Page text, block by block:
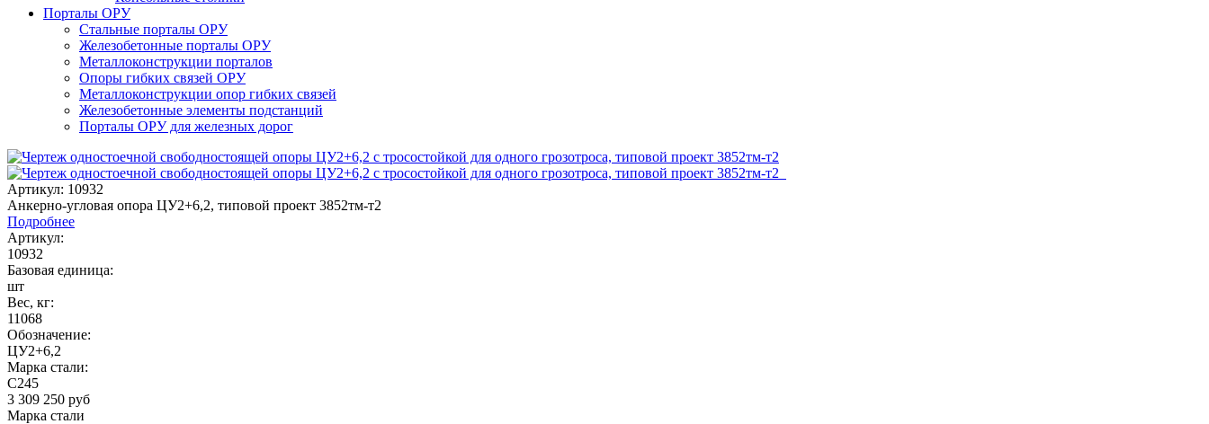
Порталы ОРУ
Стальные порталы ОРУ
Железобетонные порталы ОРУ
Металлоконструкции порталов
Опоры гибких связей ОРУ
Металлоконструкции опор гибких связей
Железобетонные элементы подстанций
Порталы ОРУ для железных дорог
Артикул: 10932
Анкерно-угловая опора ЦУ2+6,2, типовой проект 3852тм-т2
Подробнее
Артикул:
10932
Базовая единица:
шт
Вес, кг:
11068
Обозначение:
ЦУ2+6,2
Марка стали:
С245
3 309 250 руб
Марка стали